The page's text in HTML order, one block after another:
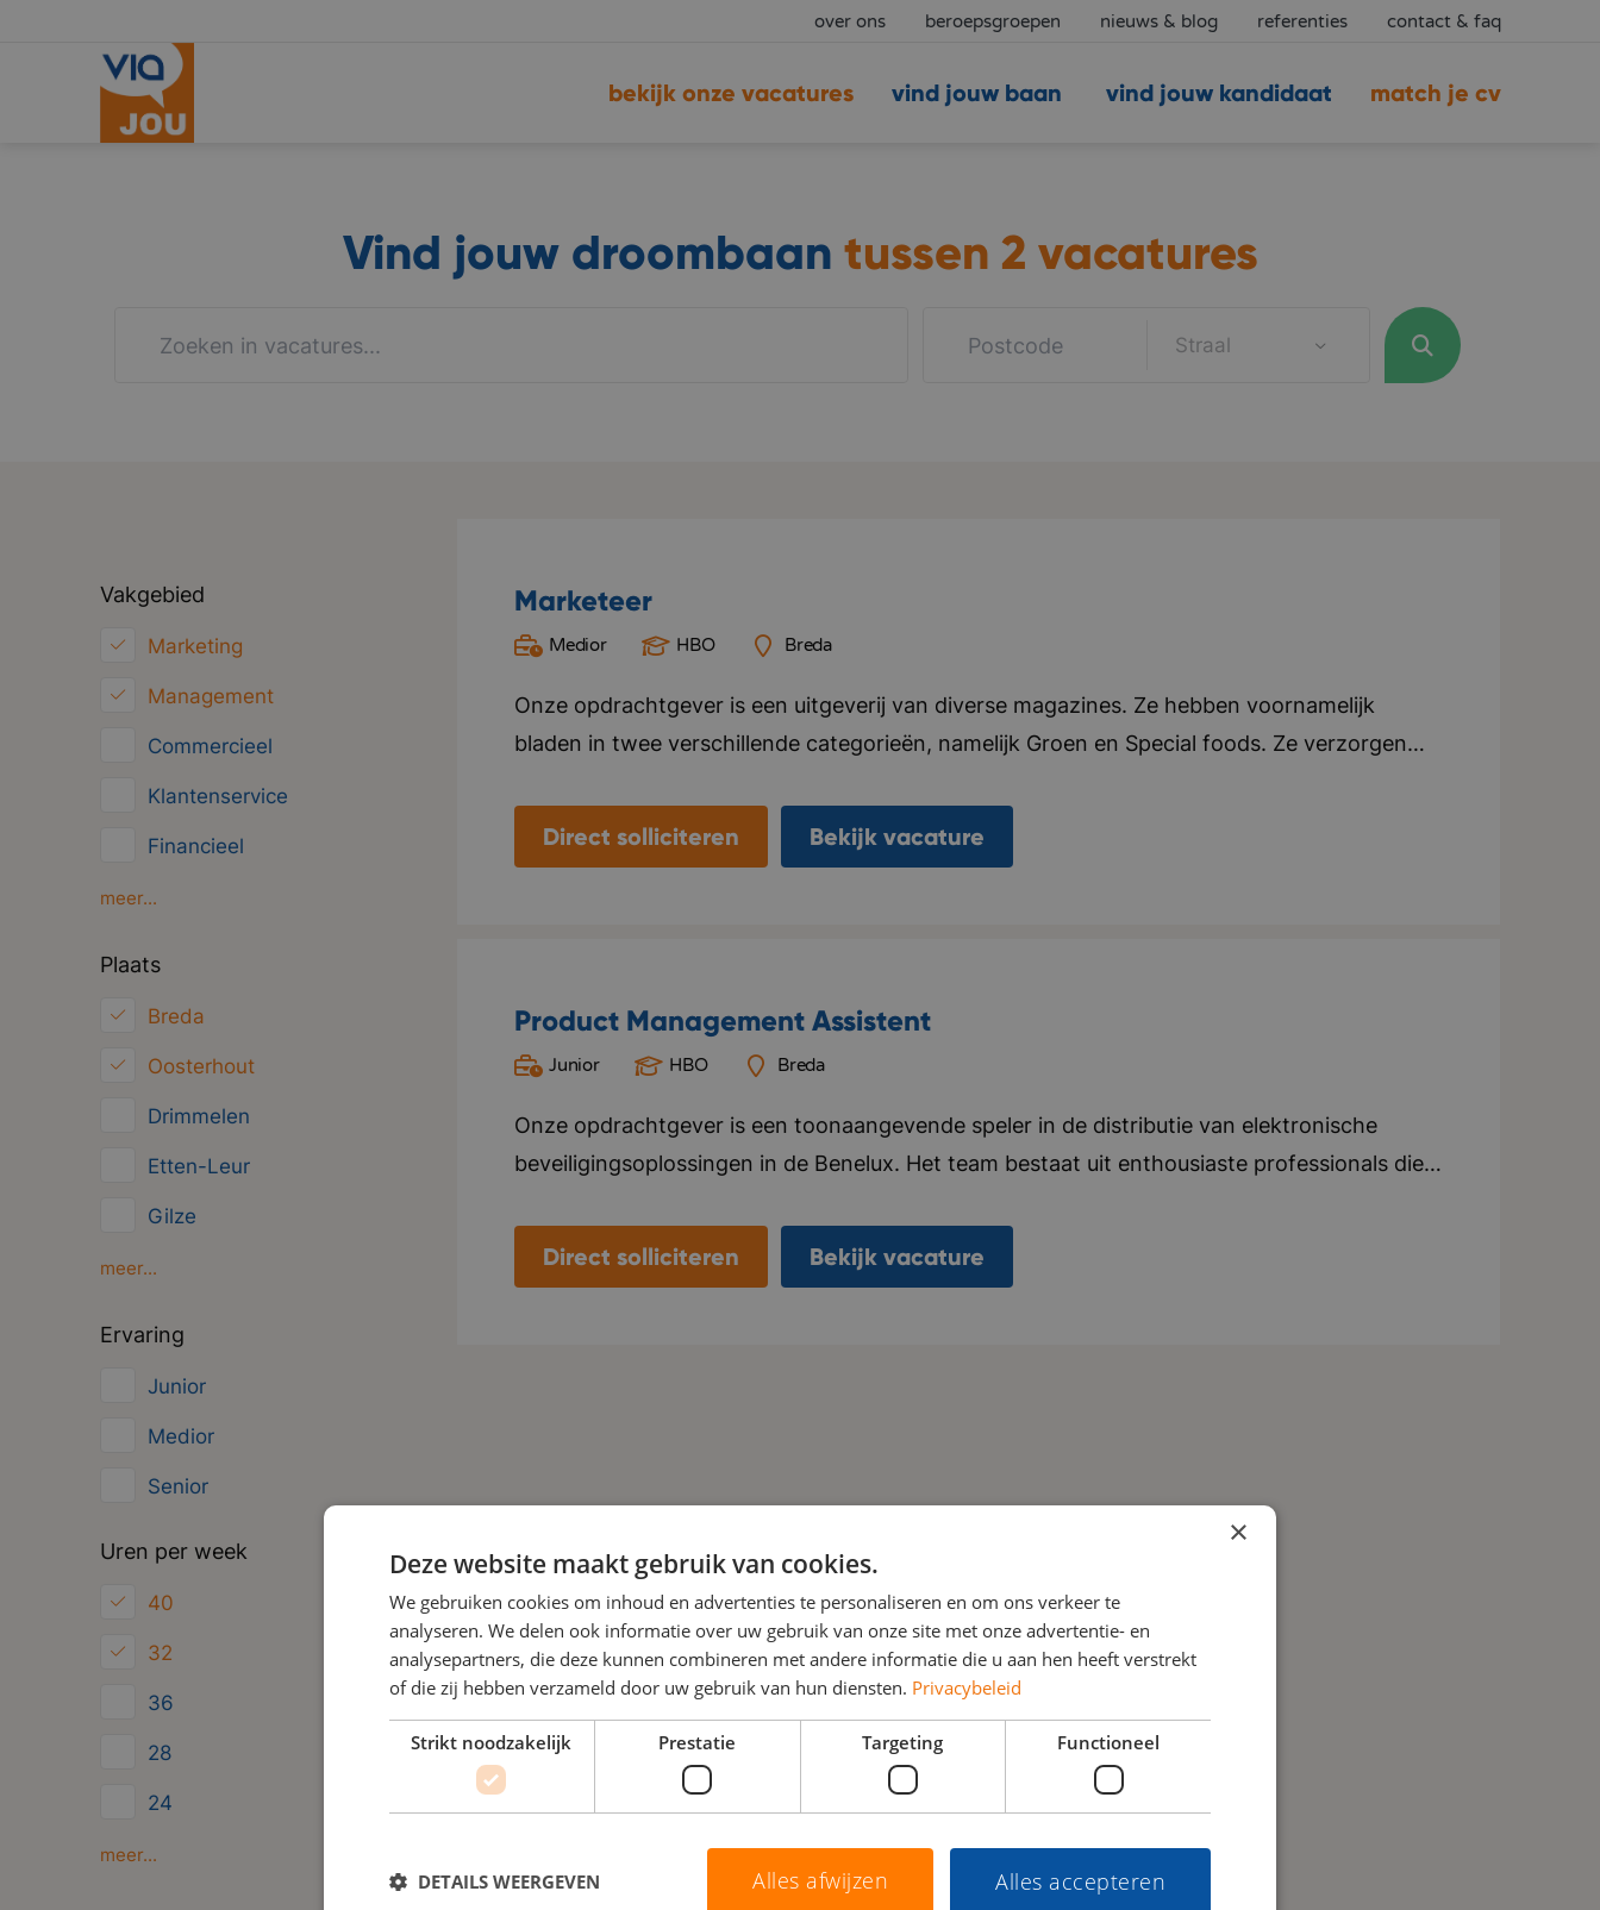
over ons beroepsgroepen nieuws & blog referenties contact & faq
match je cv
vind jouw baan vind jouw kandidaat
bekijk onze vacatures
Vind jouw droombaan tussen 2 vacatures
Straal
Vakgebied
Marketing
Management
Commercieel
Klantenservice
Financieel
HRM
meer...
Plaats
Breda
Oosterhout
Drimmelen
Etten-Leur
Gilze
Moerdijk
meer...
Ervaring
Junior
Medior
Senior
Uren per week
40
32
36
28
24
Minder dan 24
meer...
Marketeer
Medior HBO Breda
Onze opdrachtgever is een uitgeverij van diverse magazines. Ze hebben voornamelijk
bladen in twee verschillende categorieën, namelijk Groen en Special foods. Ze verzorgen
internationale uitgeverijen in het distribueren van hun tijdschriften in zowel Nederland als
Direct solliciteren Bekijk vacature
Product Management Assistent
Junior HBO Breda
Onze opdrachtgever is een toonaangevende speler in de distributie van elektronische
beveiligingsoplossingen in de Benelux. Het team bestaat uit enthousiaste professionals die
continue procesverbetering om klanten optimaal te bedienen. Het kantoor in Breda biedt
Direct solliciteren Bekijk vacature
×
Deze website maakt gebruik van cookies.
We gebruiken cookies om inhoud en advertenties te personaliseren en om ons verkeer te
analyseren. We delen ook informatie over uw gebruik van onze site met onze advertentie- en
analysepartners, die deze kunnen combineren met andere informatie die u aan hen heeft verstrekt
of die zij hebben verzameld door uw gebruik van hun diensten. Privacybeleid
Strikt noodzakelijk Prestatie Targeting Functioneel
Alles accepteren
Alles afwijzen
DETAILS WEERGEVEN